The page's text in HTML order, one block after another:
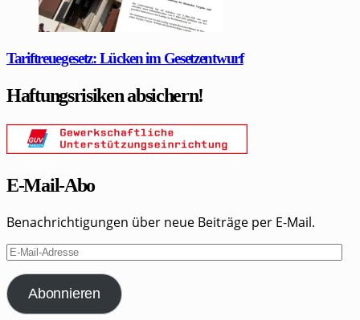
Tariftreuegesetz: Lücken im Gesetzentwurf
Haftungsrisiken absichern!
E-Mail-Abo
Benachrichtigungen über neue Beiträge per E-Mail.
E-
Mail-
Adresse
Abonnieren